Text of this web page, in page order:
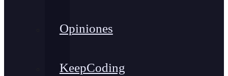
Opiniones
KeepCoding